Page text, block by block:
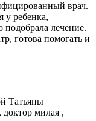
врач.
у ребенка,
лечение.
готова помогать и
Татьяны
доктор милая ,